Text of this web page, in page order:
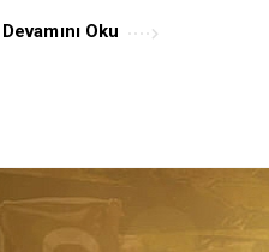
Devamını Oku